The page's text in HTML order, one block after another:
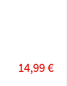
14,99 €